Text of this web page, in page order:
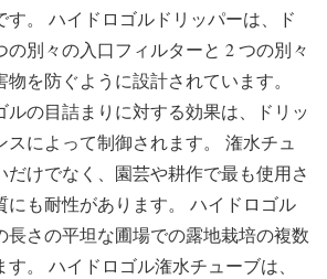
。
ハイドロゴルドリッパーは、ド
の別々の入口フィルターと 2 つの別々
を防ぐように設計されています。
ルの目詰まりに対する効果は、ドリッ
によって制御されます。
潅水チュ
だけでなく、園芸や耕作で最も使用さ
も耐性があります。
ハイドロゴル
長さの平坦な圃場での露地栽培の複数
。
ハイドロゴル潅水チューブは、